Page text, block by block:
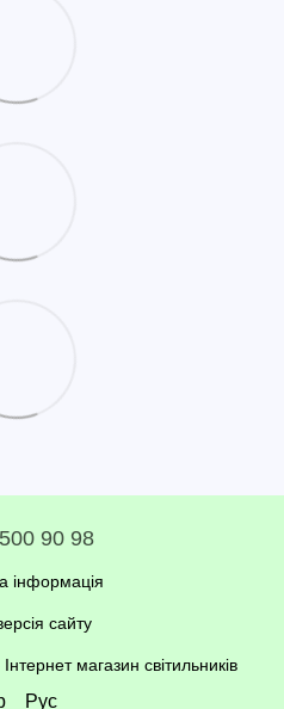
90 98
інформація
сайту
Інтернет магазин світильників
Рус